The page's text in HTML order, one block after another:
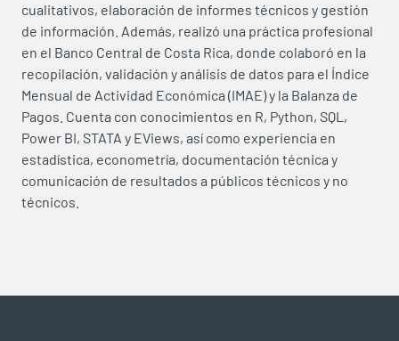
cualitativos, elaboración de informes técnicos y gestión
de información. Además, realizó una práctica profesional
en el Banco Central de Costa Rica, donde colaboró en la
recopilación, validación y análisis de datos para el Índice
Mensual de Actividad Económica (IMAE) y la Balanza de
Pagos. Cuenta con conocimientos en R, Python, SQL,
Power BI, STATA y EViews, así como experiencia en
estadística, econometría, documentación técnica y
comunicación de resultados a públicos técnicos y no
técnicos.